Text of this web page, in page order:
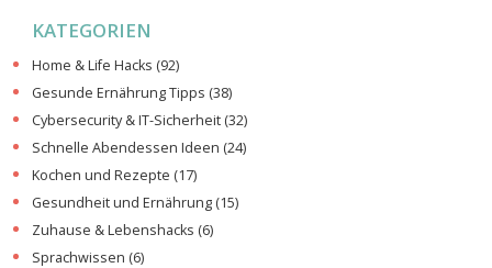
KATEGORIEN
Home & Life Hacks (92)
Gesunde Ernährung Tipps (38)
Cybersecurity & IT-Sicherheit (32)
Schnelle Abendessen Ideen (24)
Kochen und Rezepte (17)
Gesundheit und Ernährung (15)
Zuhause & Lebenshacks (6)
Sprachwissen (6)